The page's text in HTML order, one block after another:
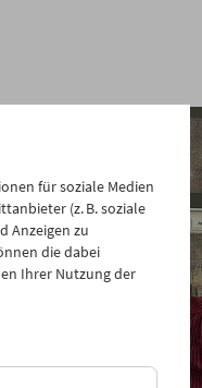
für soziale Medien
(z. B. soziale
Anzeigen zu
die dabei
Ihrer Nutzung der